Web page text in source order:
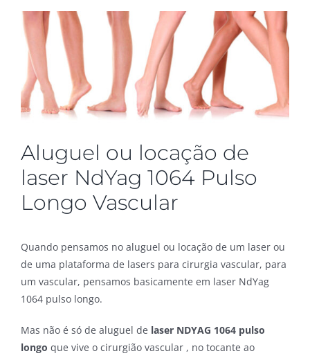
Aluguel ou locação de
laser NdYag 1064 Pulso
Longo Vascular
Quando pensamos no aluguel ou locação de um laser ou
de uma plataforma de lasers para cirurgia vascular, para
um vascular, pensamos basicamente em laser NdYag
1064 pulso longo.
Mas não é só de aluguel de laser NDYAG 1064 pulso
longo que vive o cirurgião vascular , no tocante ao